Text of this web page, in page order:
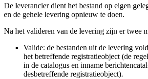
De leverancier dient het bestand op eigen
en de gehele levering opnieuw te doen.
Na het valideren van de levering zijn er twee
Valide: de bestanden uit de levering
het betreffende registratieobject (de
in de catalogus en inname
desbetreffende registratieobject).